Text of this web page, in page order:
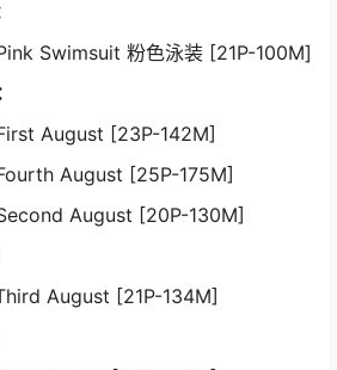
Swimsuit 粉色泳装 [21P-100M]
August [23P-142M]
August [25P-175M]
August [20P-130M]
August [21P-134M]